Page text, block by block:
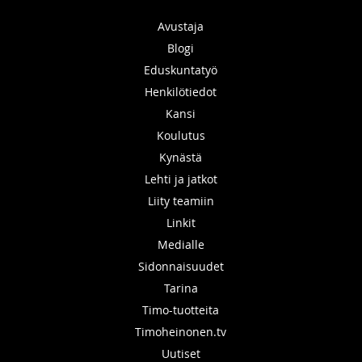
Avustaja
Blogi
Eduskuntatyö
Henkilötiedot
Kansi
Koulutus
Kynästä
Lehti ja jatkot
Liity teamiin
Linkit
Medialle
Sidonnaisuudet
Tarina
Timo-tuotteita
Timoheinonen.tv
Uutiset